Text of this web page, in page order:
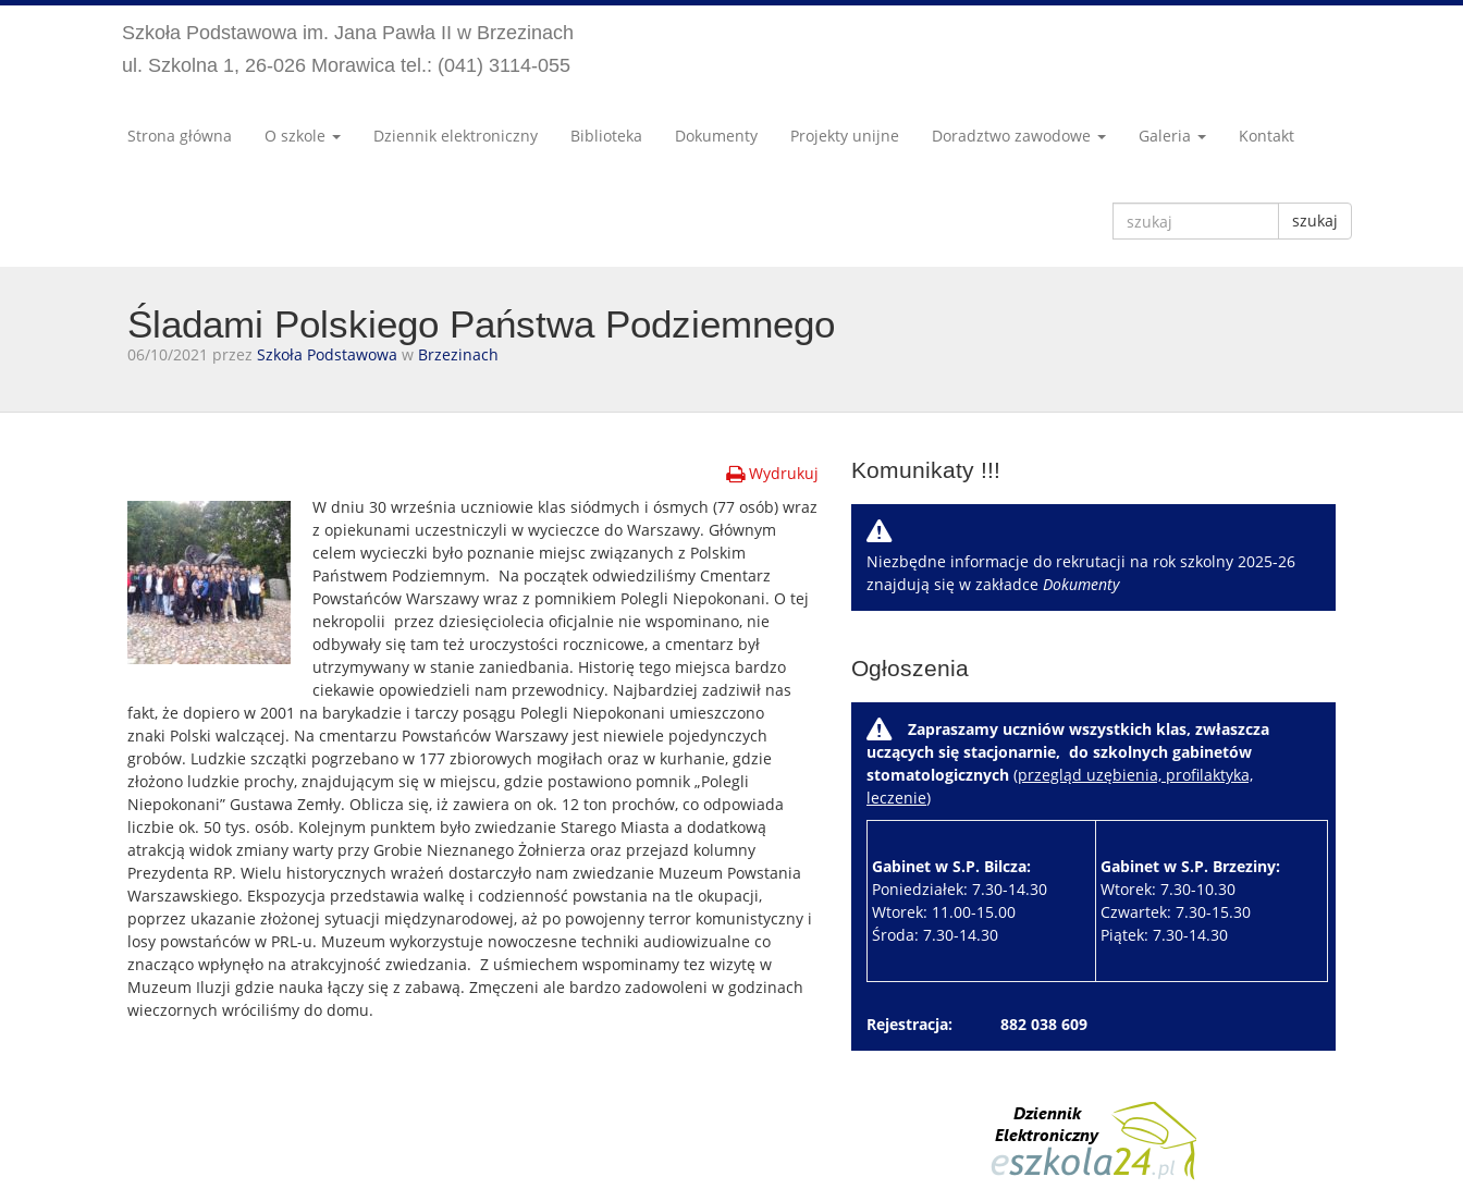
Szkoła Podstawowa im. Jana Pawła II w Brzezinach
ul. Szkolna 1, 26-026 Morawica tel.: (041) 3114-055
Strona główna O szkole Dziennik elektroniczny Biblioteka Dokumenty Projekty unijne Doradztwo zawodowe Galeria Kontakt
szukaj
Śladami Polskiego Państwa Podziemnego
06/10/2021 przez Szkoła Podstawowa w Brzezinach
Wydrukuj
W dniu 30 września uczniowie klas siódmych i ósmych (77 osób) wraz
z opiekunami uczestniczyli w wycieczce do Warszawy. Głównym
celem wycieczki było poznanie miejsc związanych z Polskim
Państwem Podziemnym. Na początek odwiedziliśmy Cmentarz
Powstańców Warszawy wraz z pomnikiem Polegli Niepokonani. O tej
nekropolii przez dziesięciolecia oficjalnie nie wspominano, nie
odbywały się tam też uroczystości rocznicowe, a cmentarz był
utrzymywany w stanie zaniedbania. Historię tego miejsca bardzo
ciekawie opowiedzieli nam przewodnicy. Najbardziej zadziwił nas
fakt, że dopiero w 2001 na barykadzie i tarczy posągu Polegli Niepokonani umieszczono
znaki Polski walczącej. Na cmentarzu Powstańców Warszawy jest niewiele pojedynczych
grobów. Ludzkie szczątki pogrzebano w 177 zbiorowych mogiłach oraz w kurhanie, gdzie
złożono ludzkie prochy, znajdującym się w miejscu, gdzie postawiono pomnik „Polegli
Niepokonani” Gustawa Zemły. Oblicza się, iż zawiera on ok. 12 ton prochów, co odpowiada
liczbie ok. 50 tys. osób. Kolejnym punktem było zwiedzanie Starego Miasta a dodatkową
atrakcją widok zmiany warty przy Grobie Nieznanego Żołnierza oraz przejazd kolumny
Prezydenta RP. Wielu historycznych wrażeń dostarczyło nam zwiedzanie Muzeum Powstania
Warszawskiego. Ekspozycja przedstawia walkę i codzienność powstania na tle okupacji,
poprzez ukazanie złożonej sytuacji międzynarodowej, aż po powojenny terror komunistyczny i
losy powstańców w PRL-u. Muzeum wykorzystuje nowoczesne techniki audiowizualne co
znacząco wpłynęło na atrakcyjność zwiedzania. Z uśmiechem wspominamy tez wizytę w
Muzeum Iluzji gdzie nauka łączy się z zabawą. Zmęczeni ale bardzo zadowoleni w godzinach
wieczornych wróciliśmy do domu.
Komunikaty !!!
W
Niezbędne informacje do rekrutacji na rok szkolny 2025-26
znajdują się w zakładce Dokumenty
Ogłoszenia
W
Zapraszamy uczniów wszystkich klas, zwłaszcza
uczących się stacjonarnie, do szkolnych gabinetów
stomatologicznych (przegląd uzębienia, profilaktyka,
leczenie)
Gabinet w S.P. Bilcza:
Poniedziałek: 7.30-14.30
Wtorek: 11.00-15.00
Środa: 7.30-14.30
Gabinet w S.P. Brzeziny:
Wtorek: 7.30-10.30
Czwartek: 7.30-15.30
Piątek: 7.30-14.30
Rejestracja: 882 038 609